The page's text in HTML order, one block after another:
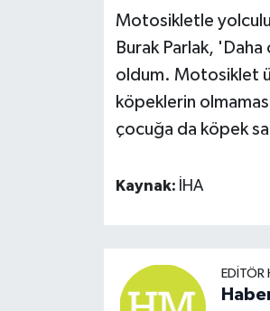
Motosikletle
Burak Parlak,
oldum. Motosiklet
köpeklerin
çocuğa da köpek
Kaynak: İHA
EDITÖR